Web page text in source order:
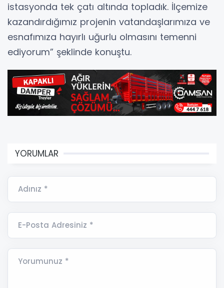
istasyonda tek çatı altında topladık. İlçemize
kazandırdığımız projenin vatandaşlarımıza ve
esnafımıza hayırlı uğurlu olmasını temenni
ediyorum” şeklinde konuştu.
YORUMLAR
Adınız *
E-Posta Adresiniz *
Yorumunuz *